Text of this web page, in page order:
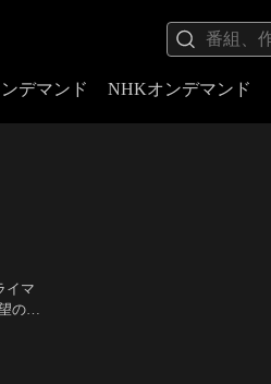
デマンド NHKオンデマンド
イマ
の新